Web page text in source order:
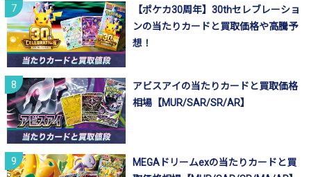
【ポケカ30周年】30thセレブレーショ
ンの当たりカードと買取価格や高騰予
想！
アビスアイの当たりカードと買取価格
相場【MUR/SAR/SR/AR】
MEGAドリームexの当たりカードと買